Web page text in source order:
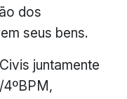
dos
seus bens.
juntamente